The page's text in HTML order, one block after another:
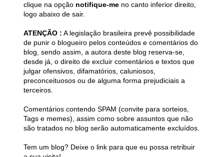
clique na opção notifique-me no canto inferior direito,
logo abaixo de sair.
ATENÇÃO : A legislação brasileira prevê possibilidade
de punir o blogueiro pelos conteúdos e comentários do
blog, sendo assim, a autora deste blog reserva-se,
desde já, o direito de excluir comentários e textos que
julgar ofensivos, difamatórios, caluniosos,
preconceituosos ou de alguma forma prejudiciais a
terceiros.
Comentários contendo SPAM (convite para sorteios,
Tags e memes), assim como sobre assuntos que não
são tratados no blog serão automaticamente excluídos.
Tem um blog? Deixe o link para que eu possa retribuir